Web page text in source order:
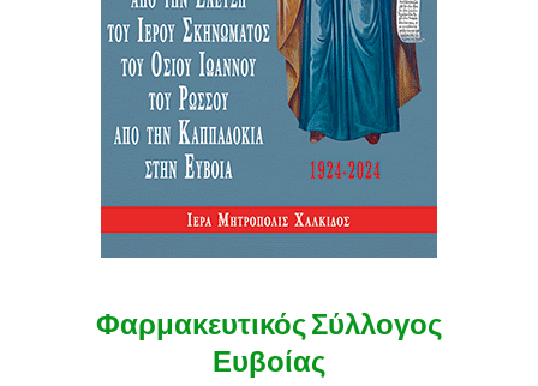
Φαρμακευτικός Σύλλογος
Ευβοίας